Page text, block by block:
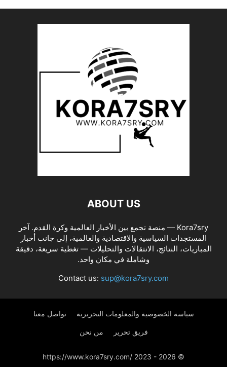
ABOUT US
Kora7sry — منصة تجمع بين الأخبار العالمية وكرة القدم. آخر
المستجدات السياسية والاقتصادية والعالمية، إلى جانب أخبار
المباريات، النتائج، الانتقالات والتحليلات — تغطية سريعة، دقيقة
وشاملة في مكان واحد.
Contact us: sup@kora7sry.com
سياسة الخصوصية والمعلومات التحريرية تواصل معنا
فريق تحرير من نحن
© https://www.kora7sry.com/ 2023 - 2026